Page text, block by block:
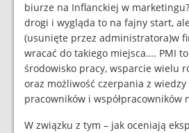
biurze na Inflanckiej w
drogi i wygląda to na fajny start,
(usunięte przez administratora)w
wracać do takiego miejsca…. PMI
środowisko pracy, wsparcie wielu
oraz możliwość czerpania z
pracowników i współpracowników
W związku z tym – jak oceniają